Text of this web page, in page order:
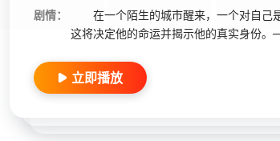
剧情：
在一个陌生的城市醒来，一个对自己是
这将决定他的命运并揭示他的真实身份
立即播放